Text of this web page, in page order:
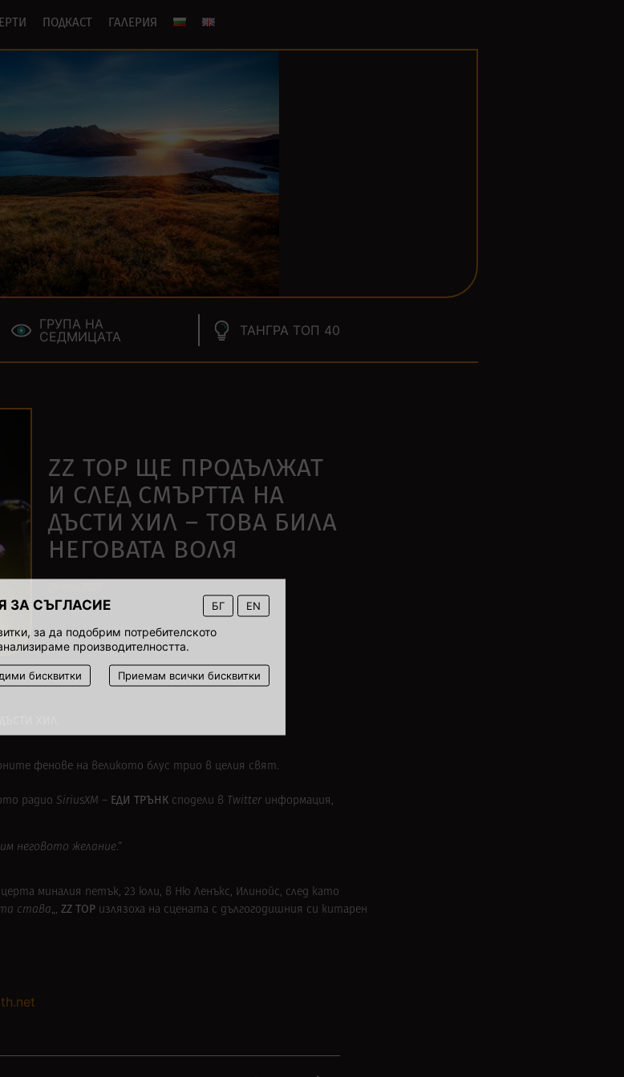
ЗА СЪГЛАСИЕ БГ EN
за да подобрим потребителското
производителността.
бисквитки Приемам всички бисквитки
ПОДКАСТ ГАЛЕРИЯ
ГРУПА НА
СЕДМИЦАТА
ТАНГРА ТОП 40
ZZ TOP ЩЕ ПРОДЪЛЖАТ
И СЛЕД СМЪРТТА НА
ДЪСТИ ХИЛ – ТОВА БИЛА
НЕГОВАТА ВОЛЯ
00:00
фенове на великото блус трио в целия свят.
радио SiriusXM – ЕДИ ТРЪНК сподели в Twitter информация,
неговото желание.“
миналия петък, 23 юли, в Ню Ленъкс, Илинойс, след като
става„, ZZ TOP излязоха на сцената с дългогодишния си китарен